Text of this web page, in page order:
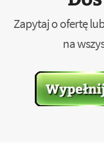
Zapytaj o ofertę
na